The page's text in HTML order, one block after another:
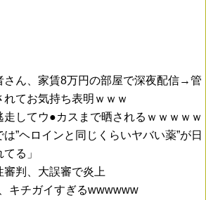
さん、家賃8万円の部屋で深夜配信→管
てお気持ち表明ｗｗｗ
走してウ●カスまで晒されるｗｗｗｗｗ
は”ヘロインと同じくらいヤバい薬”が日
る」
審判、大誤審で炎上
キチガイすぎるwwwwww